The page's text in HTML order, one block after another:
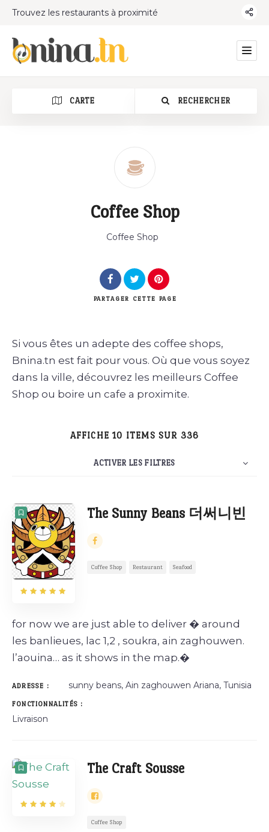
Trouvez les restaurants à proximité
CARTE RECHERCHER
Coffee Shop
Coffee Shop
PARTAGER CETTE PAGE
Si vous êtes un adepte des coffee shops,
Bnina.tn est fait pour vous. Où que vous soyez
dans la ville, découvrez les meilleurs Coffee
Shop ou boire un cafe a proximite.
AFFICHE 10 ITEMS SUR 336
ACTIVER LES FILTRES
NOMBRE 10
Livraison
Espace enfants
Paiement par Carte
The Sunny Beans 더써니빈
Coffee Shop Restaurant Seafood
for now we are just able to deliver � around
les banlieues, lac 1,2 , soukra, ain zaghouwen.
l’aouina… as it shows in the map.�
ADRESSE : sunny beans, Ain zaghouwen Ariana, Tunisia
FONCTIONNALITÉS :
Livraison
The Craft Sousse
Coffee Shop